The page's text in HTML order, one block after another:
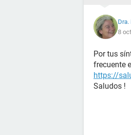
8
Por tus
frecuente
https://
Saludos !